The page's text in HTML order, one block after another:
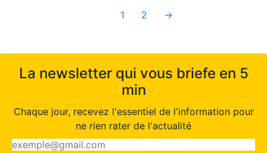
1 2 →
La newsletter qui vous briefe en 5
min
Chaque jour, recevez l'essentiel de l'information pour
ne rien rater de l'actualité